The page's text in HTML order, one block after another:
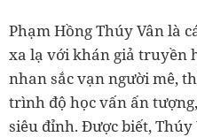
Phạm Hồng Thúy Vân là
xa lạ với khán giả truyền
nhan sắc vạn người mê,
trình độ học vấn ấn
siêu đỉnh. Được biết, Thúy